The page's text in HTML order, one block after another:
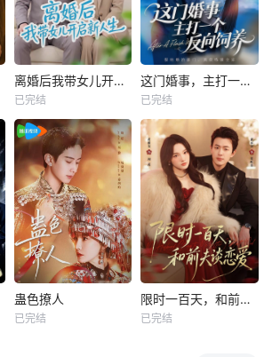
离婚后我带女儿开启新人生
已完结
这门婚事，主打一个反向饲养
已完结
蛊色撩人
已完结
限时一百天，和前夫谈恋爱
已完结